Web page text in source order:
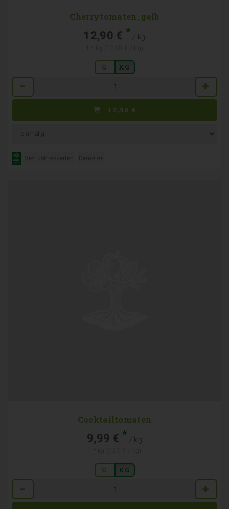
Cherrytomaten, gelb
12,90 € * / kg
G KG
12,90 €
Vier Jahreszeiten Demeter
Cocktailtomaten
9,99 € * / kg
G KG